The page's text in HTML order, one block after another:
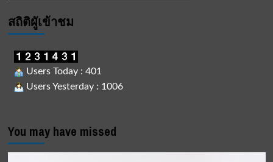
สถิติผูัเข้าชม
Users Today : 401
Users Yesterday : 1006
You may have missed